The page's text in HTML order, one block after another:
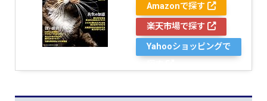
Amazonで探す
楽天市場で探す
Yahooショッピングで